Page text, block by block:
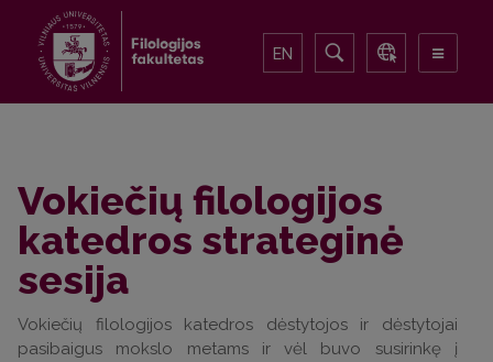
EN
Vokiečių filologijos
katedros strateginė
sesija
Vokiečių filologijos katedros dėstytojos ir dėstytojai
pasibaigus mokslo metams ir vėl buvo susirinkę į